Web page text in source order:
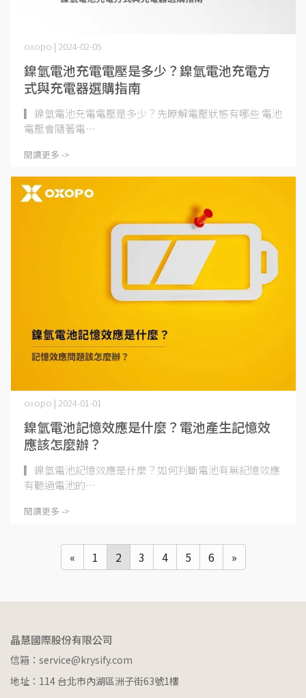
鎳氫電池充電電壓是多少？鎳氫電池充電方
式與充電器選購指南
oxopo | 2024-02-05
▎鎳氫電池充電電壓是多少？先瞭解電壓狀態有哪些 電池
電壓會隨著電⋯
閱讀更多 ->
鎳氫電池記憶效應是什麼？電池產生記憶效
應該怎麼辦？
oxopo | 2024-01-01
▎鎳氫電池記憶效應是什麼？如何判斷電池有無記憶效應
有聽過電池的⋯
閱讀更多 ->
« 1 2 3 4 5 6 »
晶慧國際股份有限公司
信箱：service@krysify.com
地址：114 台北市內湖區洲子街63號1樓